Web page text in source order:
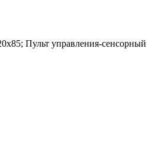
Пульт управления-сенсорный